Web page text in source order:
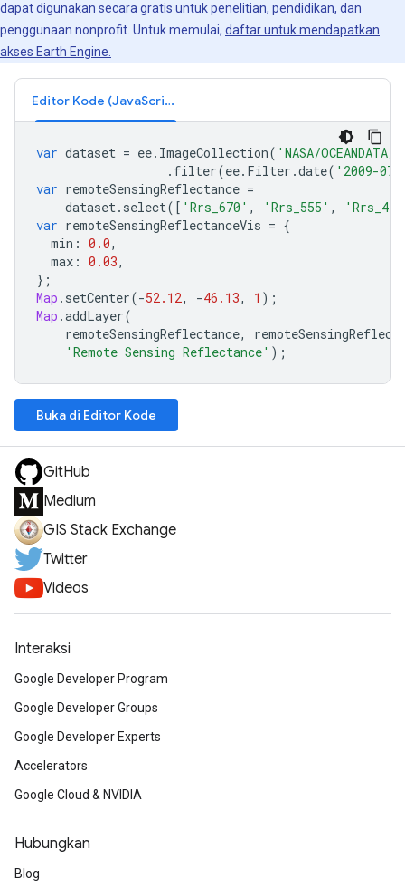
dapat digunakan secara gratis untuk penelitian, pendidikan, dan
penggunaan nonprofit. Untuk memulai, daftar untuk mendapatkan
akses Earth Engine.
Editor Kode (JavaScript)
var dataset = ee. ImageCollection( 'NASA/
. filter(ee. Filter .date( '2009-
var remoteSensingReflectance =
dataset. select([ 'Rrs_670' , 'Rrs_555' ,
var remoteSensingReflectanceVis = {
min : 0.0,
max : 0.03,
};
Map . setCenter(-52.12, -46.13, 1 );
Map .addLayer(
remoteSensingReflectance,
'Remote Sensing Reflectance' );
Buka di Editor Kode
GitHub
Medium
GIS Stack Exchange
Twitter
Videos
Interaksi
Google Developer Program
Google Developer Groups
Google Developer Experts
Accelerators
Google Cloud & NVIDIA
Hubungkan
Blog